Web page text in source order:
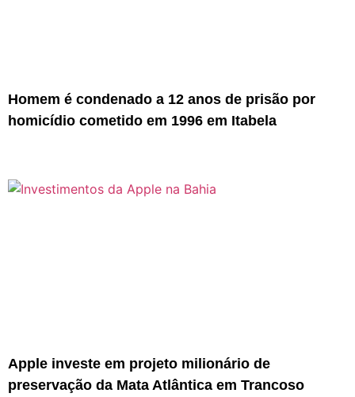
Homem é condenado a 12 anos de prisão por
homicídio cometido em 1996 em Itabela
Apple investe em projeto milionário de
preservação da Mata Atlântica em Trancoso